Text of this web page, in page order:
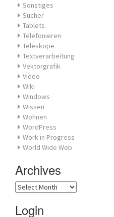
Sonstiges
Sucher
Tablets
Telefonieren
Teleskope
Textverarbeitung
Vektorgrafik
Video
Wiki
Windows
Wissen
Wohnen
WordPress
Work in Progress
World Wide Web
Archives
Archives
Login